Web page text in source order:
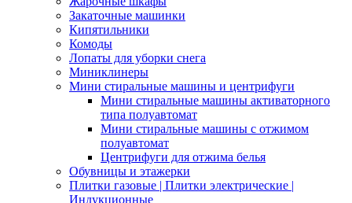
Закаточные машинки
Кипятильники
Комоды
Лопаты для уборки снега
Миниклинеры
Мини стиральные машины и центрифуги
Мини стиральные машины активаторного
типа полуавтомат
Мини стиральные машины с отжимом
полуавтомат
Центрифуги для отжима белья
Обувницы и этажерки
Плитки газовые | Плитки электрические |
Индукционные